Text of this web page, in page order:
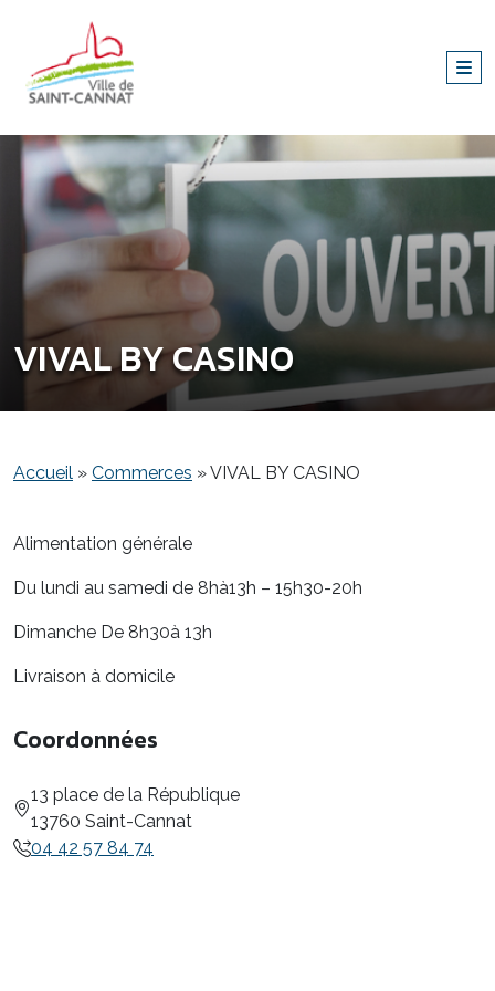
VIVAL BY CASINO
Accueil » Commerces »VIVAL BY CASINO
Alimentation générale
Du lundi au samedi de 8hà13h – 15h30-20h
Dimanche De 8h30à 13h
Livraison à domicile
Coordonnées
13 place de la République
13760 Saint-Cannat
04 42 57 84 74